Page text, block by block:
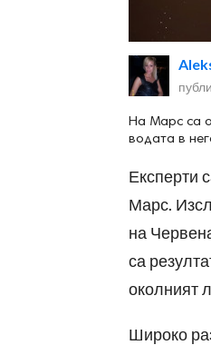
На Марс са
водата в
Експерти
Марс.
на
са
околният
Широко